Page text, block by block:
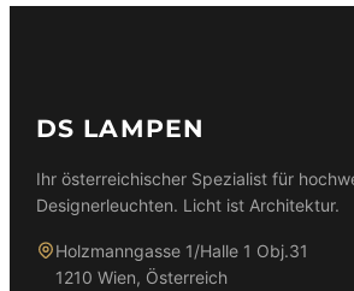
DS LAMPEN
Ihr österreichischer Spezialist für
Designerleuchten. Licht ist Architektur.
Holzmanngasse 1/Halle 1 Obj.31
1210 Wien, Österreich